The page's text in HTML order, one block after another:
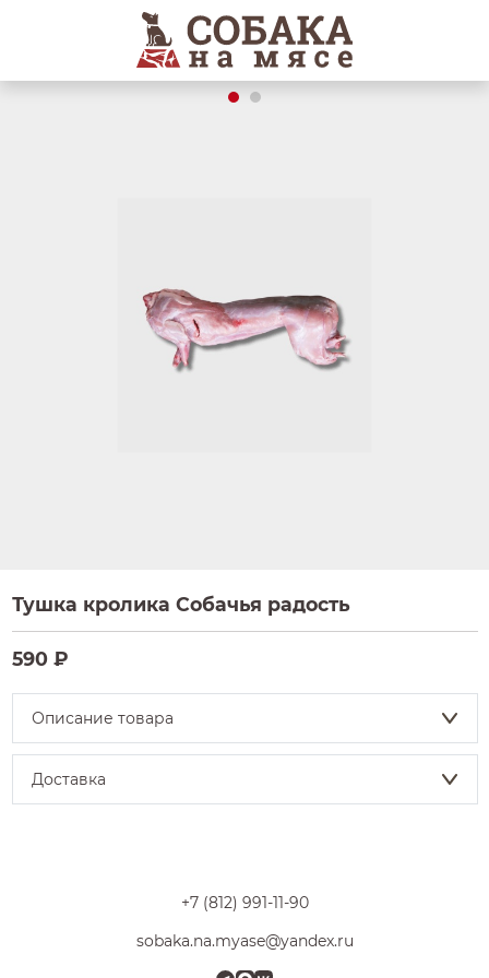
Тушка кролика Собачья радость
590 ₽
Описание товара
Доставка
+7 (812) 991-11-90
sobaka.na.myase@yandex.ru